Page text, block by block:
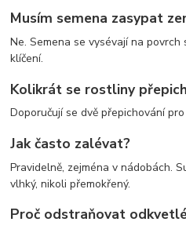
Musím semena zasypat
Ne. Semena se vysévají na
klíčení.
Kolikrát se rostliny
Doporučují se dvě přepichování
Jak často zalévat?
Pravidelně, zejména v nádobách.
vlhký, nikoli přemokřený.
Proč odstraňovat